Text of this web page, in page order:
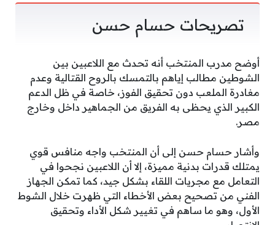
تصريحات حسام حسن
أوضح مدرب المنتخب أنه تحدث مع اللاعبين بين
الشوطين مطالب إياهم بالتمسك بالروح القتالية وعدم
مغادرة الملعب دون تحقيق الفوز، خاصة في ظل الدعم
الكبير الذي يحظى به الفريق من الجماهير داخل وخارج
مصر.
وأشار حسام حسن إلى أن المنتخب واجه منافس قوي
يمتلك قدرات بدنية مميزة، إلا أن اللاعبين نجحوا في
التعامل مع مجريات اللقاء بشكل جيد، كما تمكن الجهاز
الفني من تصحيح بعض الأخطاء التي ظهرت خلال الشوط
الأول، وهو ما ساهم في تغيير شكل الأداء وتحقيق